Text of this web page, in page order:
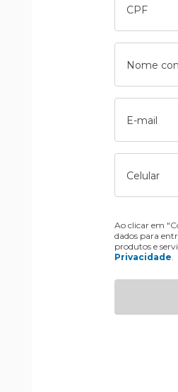
CPF
Nome
E-mail
Celular
Ao clicar em
dados para
produtos e
Privacidade